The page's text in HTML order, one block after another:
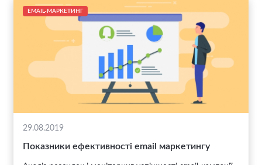
EMAIL-МАРКЕТИНГ
29.08.2019
Показники ефективності email маркетингу